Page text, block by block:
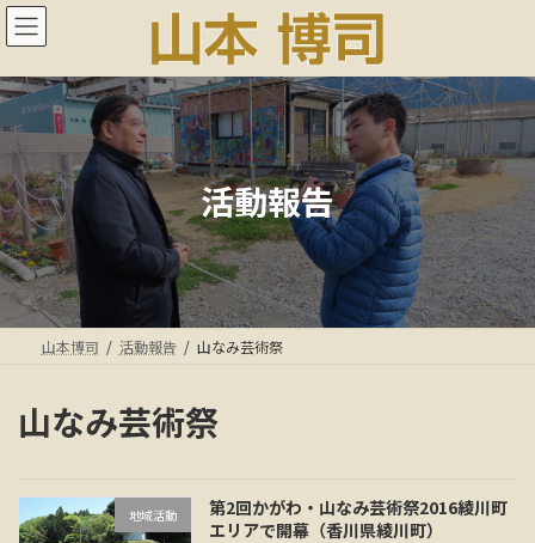
コ
ン
ン
ツ
へ
ス
キ
ッ
プ
ナ
ビ
ー
シ
ョ
ン
に
移
動
活動報告
山本博司 活動報告 山なみ芸術祭
山なみ芸術祭
地域活動
第2回かがわ・山なみ芸術祭2016綾川町
エリアで開幕（香川県綾川町）